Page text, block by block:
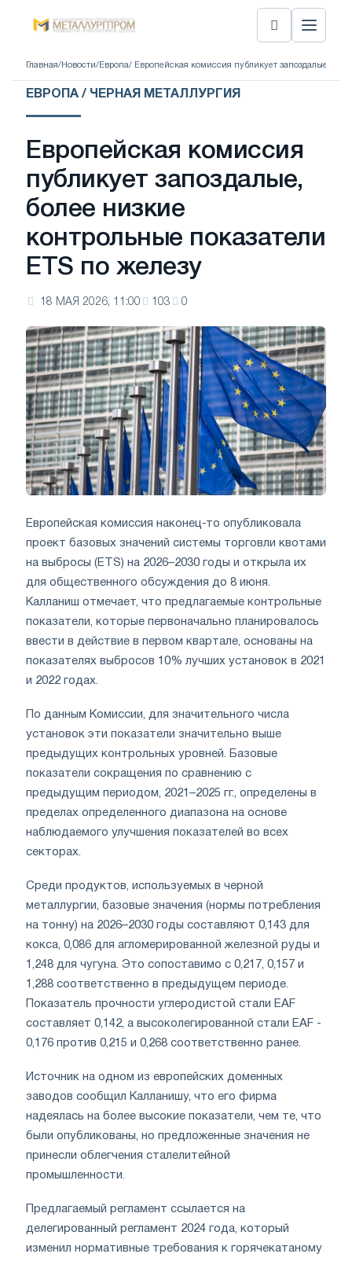
Главная/ Новости/ Европа/ Европейская комиссия публикует запоздалые,
ЕВРОПА / ЧЕРНАЯ МЕТАЛЛУРГИЯ
Европейская комиссия
публикует запоздалые,
более низкие
контрольные показатели
ETS по железу
18 МАЯ 2026, 11:00 103 0
Европейская комиссия наконец-то опубликовала
проект базовых значений системы торговли квотами
на выбросы (ETS) на 2026–2030 годы и открыла их
для общественного обсуждения до 8 июня.
Калланиш отмечает, что предлагаемые контрольные
показатели, которые первоначально планировалось
ввести в действие в первом квартале, основаны на
показателях выбросов 10% лучших установок в 2021
и 2022 годах.
По данным Комиссии, для значительного числа
установок эти показатели значительно выше
предыдущих контрольных уровней. Базовые
показатели сокращения по сравнению с
предыдущим периодом, 2021–2025 гг., определены в
пределах определенного диапазона на основе
наблюдаемого улучшения показателей во всех
секторах.
Среди продуктов, используемых в черной
металлургии, базовые значения (нормы потребления
на тонну) на 2026–2030 годы составляют 0,143 для
кокса, 0,086 для агломерированной железной руды и
1,248 для чугуна. Это сопоставимо с 0,217, 0,157 и
1,288 соответственно в предыдущем периоде.
Показатель прочности углеродистой стали EAF
составляет 0,142, а высоколегированной стали EAF -
0,176 против 0,215 и 0,268 соответственно ранее.
Источник на одном из европейских доменных
заводов сообщил Калланишу, что его фирма
надеялась на более высокие показатели, чем те, что
были опубликованы, но предложенные значения не
принесли облегчения сталелитейной
промышленности.
Предлагаемый регламент ссылается на
делегированный регламент 2024 года, который
изменил нормативные требования к горячекатаному